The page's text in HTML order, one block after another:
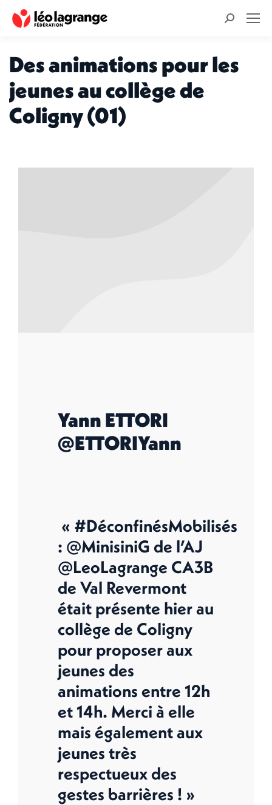
Recherche
Des animations pour les
jeunes au collège de
Coligny (01)
Yann ETTORI
@ETTORIYann
« #DéconfinésMobilisés
: @MinisiniG de l’AJ
@LeoLagrange CA3B
de Val Revermont
était présente hier au
collège de Coligny
pour proposer aux
jeunes des
animations entre 12h
et 14h. Merci à elle
mais également aux
jeunes très
respectueux des
gestes barrières ! »